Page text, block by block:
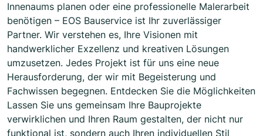
Innenaums planen oder eine professionelle Malerarbeit
benötigen – EOS Bauservice ist Ihr zuverlässiger
Partner. Wir verstehen es, Ihre Visionen mit
handwerklicher Exzellenz und kreativen Lösungen
umzusetzen. Jedes Projekt ist für uns eine neue
Herausforderung, der wir mit Begeisterung und
Fachwissen begegnen. Entdecken Sie die Möglichkeiten
Lassen Sie uns gemeinsam Ihre Bauprojekte
verwirklichen und Ihren Raum gestalten, der nicht nur
funktional ist, sondern auch Ihren individuellen Stil